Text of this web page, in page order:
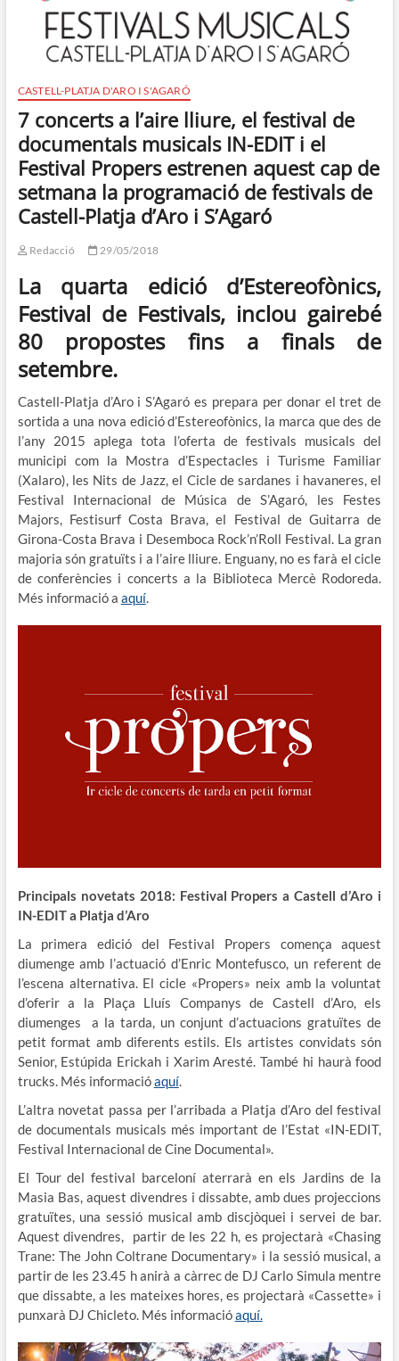
CASTELL-PLATJA D'ARO I S'AGARÓ
7 concerts a l’aire lliure, el festival de
documentals musicals IN-EDIT i el
Festival Propers estrenen aquest cap de
setmana la programació de festivals de
Castell-Platja d’Aro i S’Agaró
Redacció 29/05/2018
La quarta edició d’Estereofònics,
Festival de Festivals, inclou gairebé
80 propostes fins a finals de
setembre.
Castell-Platja d’Aro i S’Agaró es prepara per donar el tret de
sortida a una nova edició d’Estereofònics, la marca que des de
l’any 2015 aplega tota l’oferta de festivals musicals del
municipi com la Mostra d’Espectacles i Turisme Familiar
(Xalaro), les Nits de Jazz, el Cicle de sardanes i havaneres, el
Festival Internacional de Música de S’Agaró, les Festes
Majors, Festisurf Costa Brava, el Festival de Guitarra de
Girona-Costa Brava i Desemboca Rock’n’Roll Festival. La gran
majoria són gratuïts i a l’aire lliure. Enguany, no es farà el cicle
de conferències i concerts a la Biblioteca Mercè Rodoreda.
Més informació a aquí.
Principals novetats 2018: Festival Propers a Castell d’Aro i
IN-EDIT a Platja d’Aro
La primera edició del Festival Propers comença aquest
diumenge amb l’actuació d’Enric Montefusco, un referent de
l’escena alternativa. El cicle «Propers» neix amb la voluntat
d’oferir a la Plaça Lluís Companys de Castell d’Aro, els
diumenges a la tarda, un conjunt d’actuacions gratuïtes de
petit format amb diferents estils. Els artistes convidats són
Senior, Estúpida Erickah i Xarim Aresté. També hi haurà food
trucks. Més informacióaquí.
L’altra novetat passa per l’arribada a Platja d’Aro del festival
de documentals musicals més important de l’Estat «IN-EDIT,
Festival Internacional de Cine Documental».
El Tour del festival barceloní aterrarà en els Jardins de la
Masia Bas, aquest divendres i dissabte, amb dues projeccions
gratuïtes, una sessió musical amb discjòquei i servei de bar.
Aquest divendres, partir de les 22 h, es projectarà «Chasing
Trane: The John Coltrane Documentary» i la sessió musical, a
partir de les 23.45 h anirà a càrrec de DJ Carlo Simula mentre
que dissabte, a les mateixes hores, es projectarà «Cassette» i
punxarà DJ Chicleto. Més informacióaquí.